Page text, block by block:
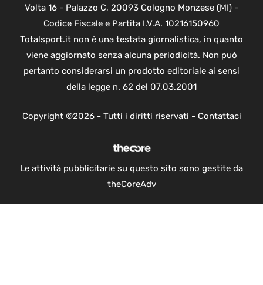
Volta 16 - Palazzo C, 20093 Cologno Monzese (MI) -
Codice Fiscale e Partita I.V.A. 10216150960
Totalsport.it non è una testata giornalistica, in quanto
viene aggiornato senza alcuna periodicità. Non può
pertanto considerarsi un prodotto editoriale ai sensi
della legge n. 62 del 07.03.2001
Copyright ©2026 - Tutti i diritti riservati - Contattaci
Le attività pubblicitarie su questo sito sono gestite da
theCoreAdv